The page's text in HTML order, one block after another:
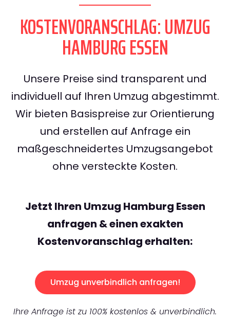
KOSTENVORANSCHLAG: UMZUG
HAMBURG ESSEN
Unsere Preise sind transparent und
individuell auf Ihren Umzug abgestimmt.
Wir bieten Basispreise zur Orientierung
und erstellen auf Anfrage ein
maßgeschneidertes Umzugsangebot
ohne versteckte Kosten.
Jetzt Ihren Umzug Hamburg Essen
anfragen & einen exakten
Kostenvoranschlag erhalten:
Umzug unverbindlich anfragen!
Ihre Anfrage ist zu 100% kostenlos & unverbindlich.